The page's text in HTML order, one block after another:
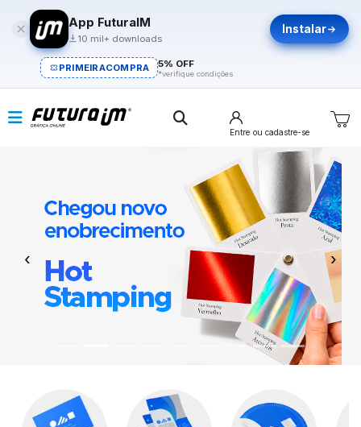
App FuturaIM
10 mil+ downloads
Instalar
PRIMEIRACOMPRA 5% OFF
*verifique condições
Entre ou cadastre-se
Previous Next